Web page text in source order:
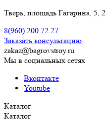
Тверь, площадь Гагарина, 5, 2
8(960) 200 72 27
Заказать консультацию
zakaz@bagrovstroy.ru
Мы в социальных сетях
Вконтакте
Youtube
Каталог
Каталог